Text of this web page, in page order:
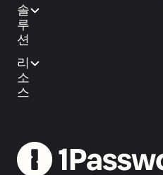
솔
루
션
리
소
스